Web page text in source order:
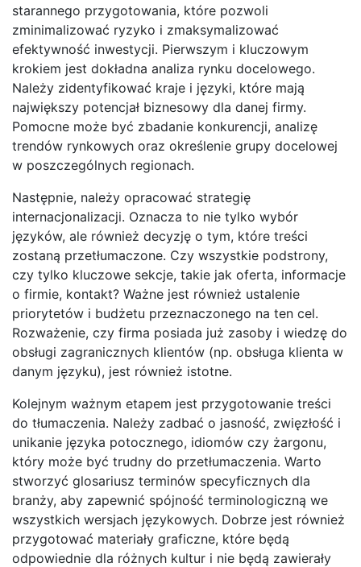
starannego przygotowania, które pozwoli
zminimalizować ryzyko i zmaksymalizować
efektywność inwestycji. Pierwszym i kluczowym
krokiem jest dokładna analiza rynku docelowego.
Należy zidentyfikować kraje i języki, które mają
największy potencjał biznesowy dla danej firmy.
Pomocne może być zbadanie konkurencji, analizę
trendów rynkowych oraz określenie grupy docelowej
w poszczególnych regionach.
Następnie, należy opracować strategię
internacjonalizacji. Oznacza to nie tylko wybór
języków, ale również decyzję o tym, które treści
zostaną przetłumaczone. Czy wszystkie podstrony,
czy tylko kluczowe sekcje, takie jak oferta, informacje
o firmie, kontakt? Ważne jest również ustalenie
priorytetów i budżetu przeznaczonego na ten cel.
Rozważenie, czy firma posiada już zasoby i wiedzę do
obsługi zagranicznych klientów (np. obsługa klienta w
danym języku), jest również istotne.
Kolejnym ważnym etapem jest przygotowanie treści
do tłumaczenia. Należy zadbać o jasność, zwięzłość i
unikanie języka potocznego, idiomów czy żargonu,
który może być trudny do przetłumaczenia. Warto
stworzyć glosariusz terminów specyficznych dla
branży, aby zapewnić spójność terminologiczną we
wszystkich wersjach językowych. Dobrze jest również
przygotować materiały graficzne, które będą
odpowiednie dla różnych kultur i nie będą zawierały